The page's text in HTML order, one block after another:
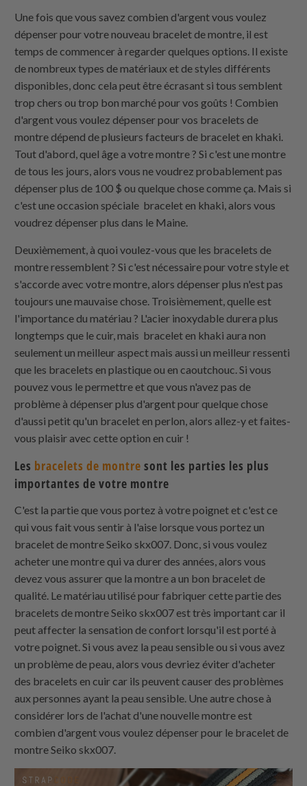
Une fois que vous savez combien d'argent vous voulez
dépenser pour votre nouveau bracelet de montre, il est
temps de commencer à regarder quelques options. Il existe
de nombreux types de matériaux et de styles différents
disponibles, donc cela peut être écrasant si tous semblent
trop chers ou trop bon marché pour vos goûts ! Combien
d'argent vous voulez dépenser pour vos bracelets de
montre dépend de plusieurs facteurs de bracelet en khaki.
Tout d'abord, quel âge a votre montre ? Si c'est une montre
de tous les jours, alors vous ne voudrez probablement pas
dépenser plus de 100 $ ou quelque chose comme ça. Mais si
c'est une occasion spéciale bracelet en khaki, alors vous
voudrez dépenser plus dans le Maine.
Deuxièmement, à quoi voulez-vous que les bracelets de
montre ressemblent ? Si c'est nécessaire pour votre style et
s'accorde avec votre montre, alors dépenser plus n'est pas
toujours une mauvaise chose. Troisièmement, quelle est
l'importance du matériau ? L'acier inoxydable durera plus
longtemps que le cuir, mais bracelet en khaki aura non
seulement un meilleur aspect mais aussi un meilleur ressenti
que les bracelets en plastique ou en caoutchouc. Si vous
pouvez vous le permettre et que vous n'avez pas de
problème à dépenser plus d'argent pour quelque chose
d'aussi petit qu'un bracelet en perlon, alors allez-y et faites-
vous plaisir avec cette option en cuir !
Les bracelets de montre sont les parties les plus
importantes de votre montre
C'est la partie que vous portez à votre poignet et c'est ce
qui vous fait vous sentir à l'aise lorsque vous portez un
bracelet de montre Seiko skx007. Donc, si vous voulez
acheter une montre qui va durer des années, alors vous
devez vous assurer que la montre a un bon bracelet de
qualité. Le matériau utilisé pour fabriquer cette partie des
bracelets de montre Seiko skx007 est très important car il
peut affecter la sensation de confort lorsqu'il est porté à
votre poignet. Si vous avez la peau sensible ou si vous avez
un problème de peau, alors vous devriez éviter d'acheter
des bracelets en cuir car ils peuvent causer des problèmes
aux personnes ayant la peau sensible. Une autre chose à
considérer lors de l'achat d'une nouvelle montre est
combien d'argent vous voulez dépenser pour le bracelet de
montre Seiko skx007.